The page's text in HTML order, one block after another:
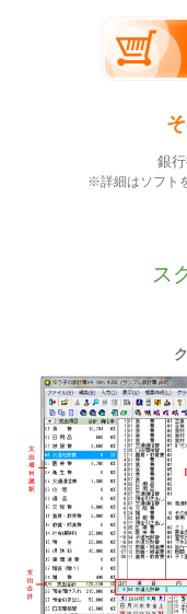
銀
※詳細はソフト
ス